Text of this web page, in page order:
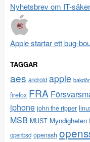
Nyhetsbrev om IT-
Apple startar ett bug-
TAGGAR
aes android apple
firefox FRA
iphone john the ripper
MSB MUST
openbsd openssh